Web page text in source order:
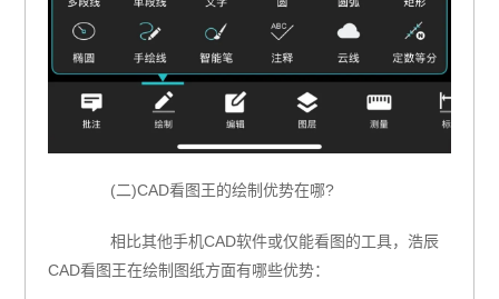
(二)CAD看图王的绘制优势在哪?
相比其他手机CAD软件或仅能看图的工具，浩辰
CAD看图王在绘制图纸方面有哪些优势：